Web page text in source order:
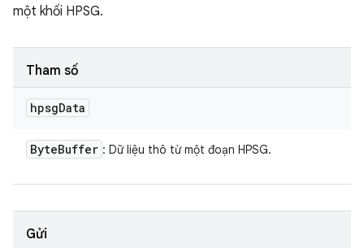
một khối HPSG.
Tham số
hpsgData
ByteBuffer : Dữ liệu thô từ một đoạn HPSG.
Gửi